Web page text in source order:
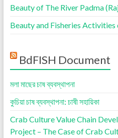
Beauty of The River Padma
Beauty and Fisheries
BdFISH Document
মলা মাছের চাষ ব্যবস্থাপনা
কুচিয়া চাষ ব্যবস্থাপনা: চাষী সহায়িকা
Crab Culture Value Chain
Project – The Case of Crab